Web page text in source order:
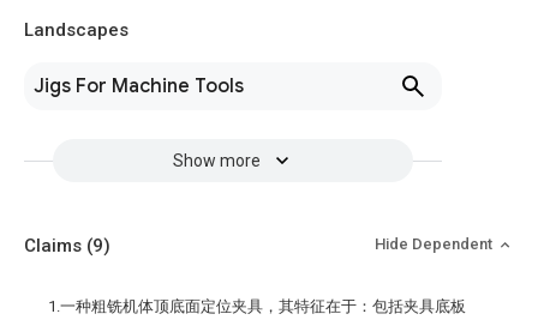
Landscapes
Jigs For Machine Tools
Show more
Claims (9) Hide Dependent
1.一种粗铣机体顶底面定位夹具，其特征在于：包括夹具底板